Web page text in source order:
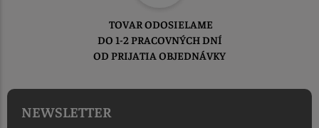
TOVAR ODOSIELAME
DO 1-2 PRACOVNÝCH DNÍ
OD PRIJATIA OBJEDNÁVKY
NEWSLETTER